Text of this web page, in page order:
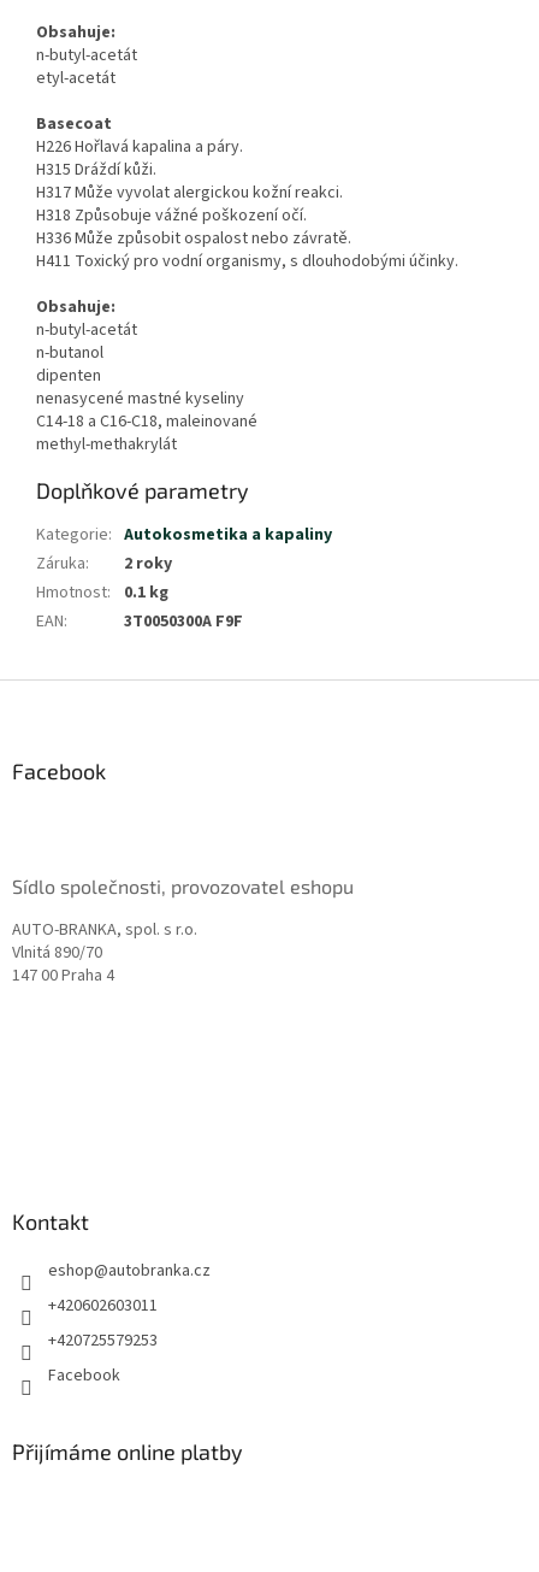
Obsahuje:
n-butyl-acetát
etyl-acetát
Basecoat
H226 Hořlavá kapalina a páry.
H315 Dráždí kůži.
H317 Může vyvolat alergickou kožní reakci.
H318 Způsobuje vážné poškození očí.
H336 Může způsobit ospalost nebo závratě.
H411 Toxický pro vodní organismy, s dlouhodobými účinky.
Obsahuje:
n-butyl-acetát
n-butanol
dipenten
nenasycené mastné kyseliny
C14-18 a C16-C18, maleinované
methyl-methakrylát
Doplňkové parametry
Kategorie: Autokosmetika a kapaliny
Záruka:
2 roky
Hmotnost:
0.1 kg
EAN: 3T0050300A F9F
Facebook
Sídlo společnosti, provozovatel eshopu
AUTO-BRANKA, spol. s r.o.
Vlnitá 890/70
147 00 Praha 4
Kontakt
eshop@autobranka.cz
+420602603011
+420725579253
Facebook
Přijímáme online platby